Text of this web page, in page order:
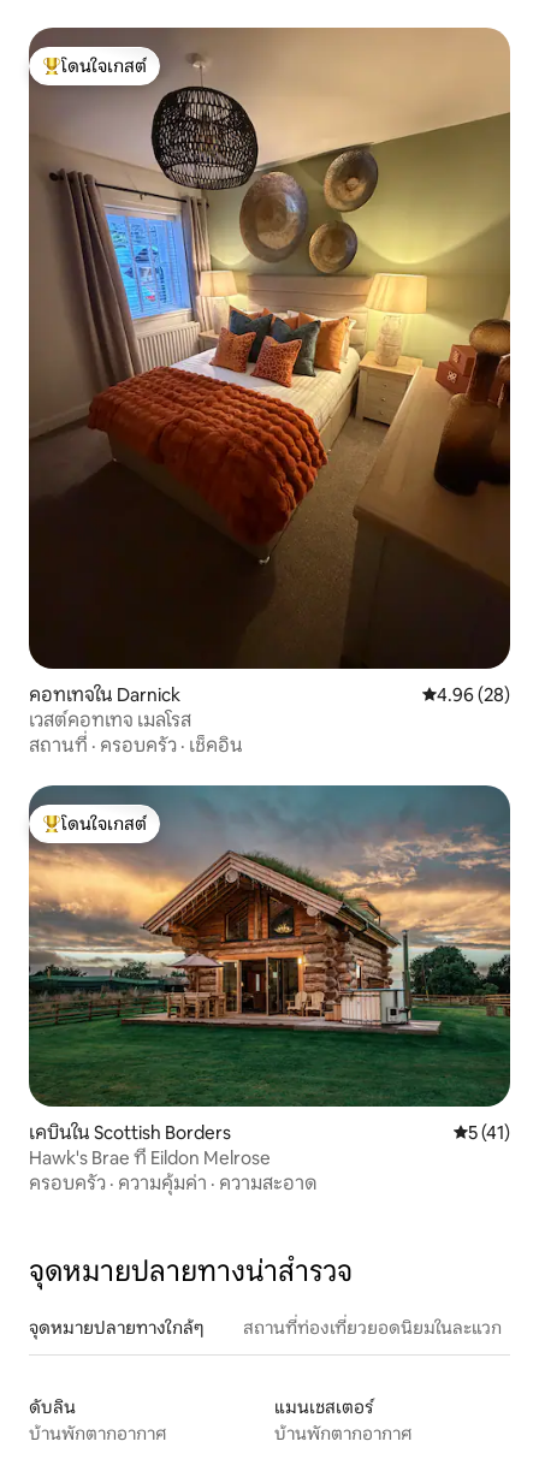
โดนใจเกสต์ที่สุด
โดนใจเกสต์
คอทเทจใน Darnick คะแนนเฉลี่ย
4.96 (28)
เวสต์คอทเทจ เมลโรส
สถานที่ · ครอบครัว · เช็คอิน
โดนใจเกสต์ที่สุด
โดนใจเกสต์
เคบินใน Scottish Borders คะแนนเฉ
5 (41)
Hawk's Brae ที่ Eildon Melrose
ครอบครัว · ความคุ้มค่า · ความสะอาด
จุดหมายปลายทางน่าสำรวจ
จุดหมายปลายทางใกล้ๆ สถานที่ท่องเที่ยวยอดนิยมในละแวก
ดับลิน
บ้านพักตากอากาศ
แมนเชสเตอร์
บ้านพักตากอากาศ